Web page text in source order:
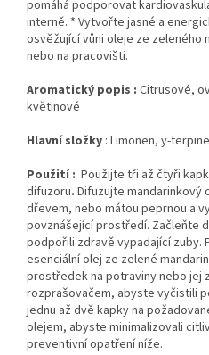
pomáhá podporovat
interně. * Vytvořte jasné a
osvěžující vůni oleje ze zeleného
nebo na pracovišti.
Aromatický popis : Citrusové,
květinové
Hlavní složky : Limonen, y-
Použití : Použijte tři až čtyři
difuzoru. Difuzujte mandarinkový
dřevem, nebo mátou peprnou a
povznášející prostředí. Začleňte
podpořili zdravě vypadající zuby.
esenciální olej ze zelené
prostředek na potraviny nebo jej
rozprašovačem, abyste vyčistili
jednu až dvě kapky na
olejem, abyste minimalizovali
preventivní opatření níže.